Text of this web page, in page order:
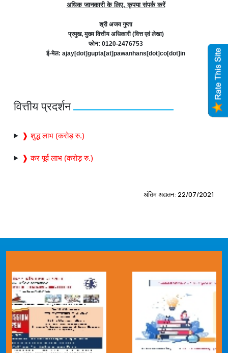
अधिक जानकारी के लिए, कृपया संपर्क करें
श्री अजय गुप्ता
प्रमुख, मुख्य वित्तीय अधिकारी (वित्त एवं लेखा)
फोन: 0120-2476753
ई-मेल: ajay[dot]gupta[at]pawanhans[dot]co[dot]in
वित्तीय प्रदर्शन
❱ शुद्ध लाभ (करोड़ रु.)
❱ कर पूर्व लाभ (करोड़ रु.)
अंतिम अद्यतन: 22/07/2021